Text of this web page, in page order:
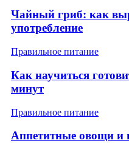
Чайный гриб: как
употребление
Правильное питание
Как научиться
минут
Правильное питание
Аппетитные овощи и